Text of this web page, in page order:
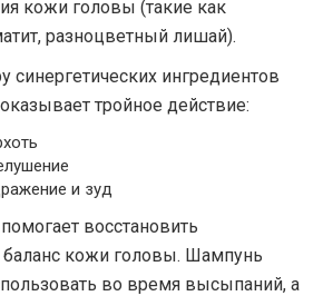
кожи головы (такие как
разноцветный лишай).
синергетических ингредиентов
тройное действие:
и зуд
восстановить
баланс кожи головы. Шампунь
во время высыпаний, а